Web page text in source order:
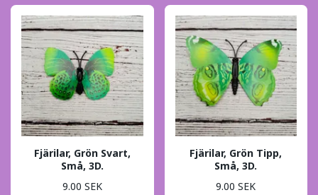
Fjärilar, Grön Svart,
Små, 3D.
9.00 SEK
Fjärilar, Grön Tipp,
Små, 3D.
9.00 SEK